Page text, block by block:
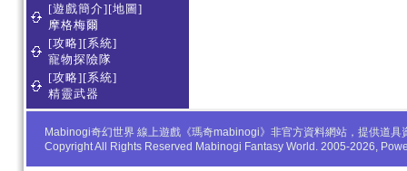
[遊戲簡介][地圖]
摩格梅爾
[攻略][系統]
寵物探險隊
[攻略][系統]
精靈武器
Mabinogi奇幻世界 線上遊戲《瑪奇mabinogi》非官方資料網站，提供道
Copyright All Rights Reserved Mabinogi Fantasy World. 2005-2026,